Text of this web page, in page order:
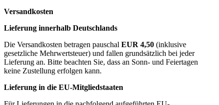
Versandkosten
Lieferung innerhalb Deutschlands
Die Versandkosten betragen pauschal EUR 4,50 (inklusive
gesetzliche Mehrwertsteuer) und fallen grundsätzlich bei jeder
Lieferung an. Bitte beachten Sie, dass an Sonn- und Feiertagen
keine Zustellung erfolgen kann.
Lieferung in die EU-Mitgliedstaaten